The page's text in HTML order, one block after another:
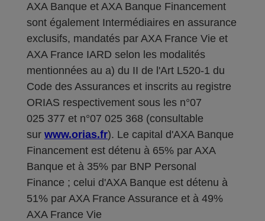
AXA Banque et AXA Banque Financement
sont également Intermédiaires en assurance
exclusifs, mandatés par AXA France Vie et
AXA France IARD selon les modalités
mentionnées au a) du II de l'Art L520-1 du
Code des Assurances et inscrits au registre
ORIAS respectivement sous les n°07
025 377 et n°07 025 368 (consultable
sur www.orias.fr). Le capital d'AXA Banque
Financement est détenu à 65% par AXA
Banque et à 35% par BNP Personal
Finance ; celui d'AXA Banque est détenu à
51% par AXA France Assurance et à 49%
AXA France Vie